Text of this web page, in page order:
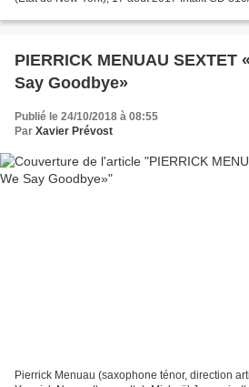
PIERRICK MENUAU SEXTET
Say Goodbye»
Publié le 24/10/2018 à 08:55
Par Xavier Prévost
Pierrick Menuau (saxophone ténor, direction